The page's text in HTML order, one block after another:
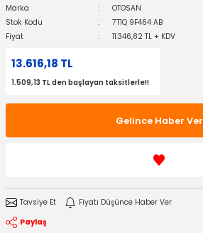
Marka
OTOSAN
Stok Kodu
7T1Q 9F464 AB
Fiyat
11.346,82 TL + KDV
13.616,18 TL
1.509,13 TL den başlayan taksitlerle!!
Gelince Haber Ver
Tavsiye Et
Fiyatı Düşünce Haber Ver
Paylaş